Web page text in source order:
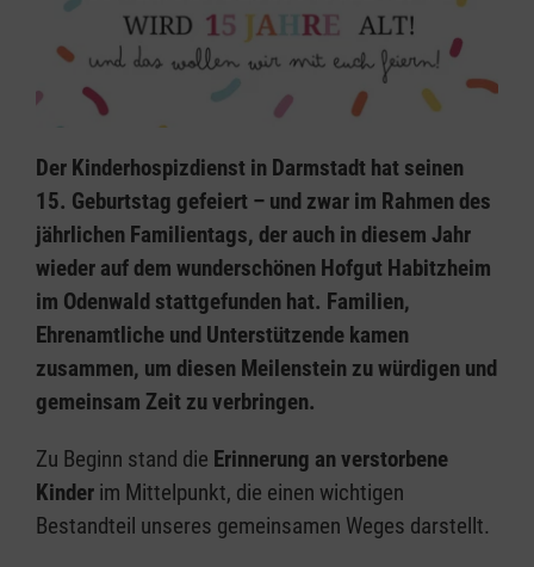
Der Kinderhospizdienst in Darmstadt hat seinen
15. Geburtstag gefeiert – und zwar im Rahmen des
jährlichen Familientags, der auch in diesem Jahr
wieder auf dem wunderschönen Hofgut Habitzheim
im Odenwald stattgefunden hat. Familien,
Ehrenamtliche und Unterstützende kamen
zusammen, um diesen Meilenstein zu würdigen und
gemeinsam Zeit zu verbringen.
Zu Beginn stand die Erinnerung an verstorbene
Kinder im Mittelpunkt, die einen wichtigen
Bestandteil unseres gemeinsamen Weges darstellt.